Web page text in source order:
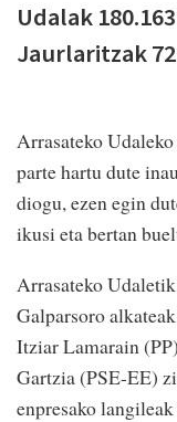
Udalak
Jaurlaritzak
Arrasateko
parte hartu dute
diogu, ezen egin
ikusi eta bertan
Arrasateko
Galparsoro
Itziar Lamarain
Gartzia (PSE-EE)
enpresako